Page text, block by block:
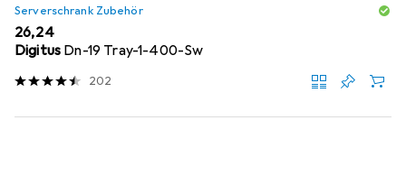
Serverschrank Zubehör
EUR
26,24
Digitus Dn-19 Tray-1-400-Sw
202